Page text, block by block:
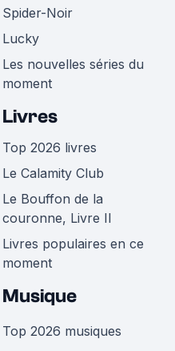
Spider-Noir
Lucky
Les nouvelles séries du
moment
Livres
Top 2026 livres
Le Calamity Club
Le Bouffon de la
couronne, Livre II
Livres populaires en ce
moment
Musique
Top 2026 musiques